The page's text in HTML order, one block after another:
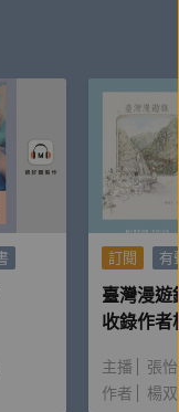
訂閱 有
臺灣漫遊
收錄作者
主播
張
作者
楊